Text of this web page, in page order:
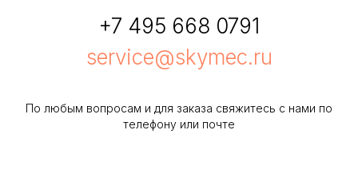
+7 495 668 0791
service@skymec.ru
По любым вопросам и для заказа свяжитесь с нами по
телефону или почте